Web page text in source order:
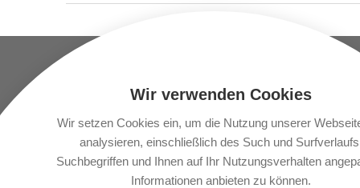
Wir verwenden Cookies
Wir setzen Cookies ein, um die Nutzung unserer
analysieren, einschließlich des Such und
Suchbegriffen und Ihnen auf Ihr Nutzungsverhalten
Informationen anbieten zu können.
Vlbg. Krankenhaus-
Betriebsgesellschaft.m.b.h.
Carinagasse 41
A-6800 Feldkirch
LKH